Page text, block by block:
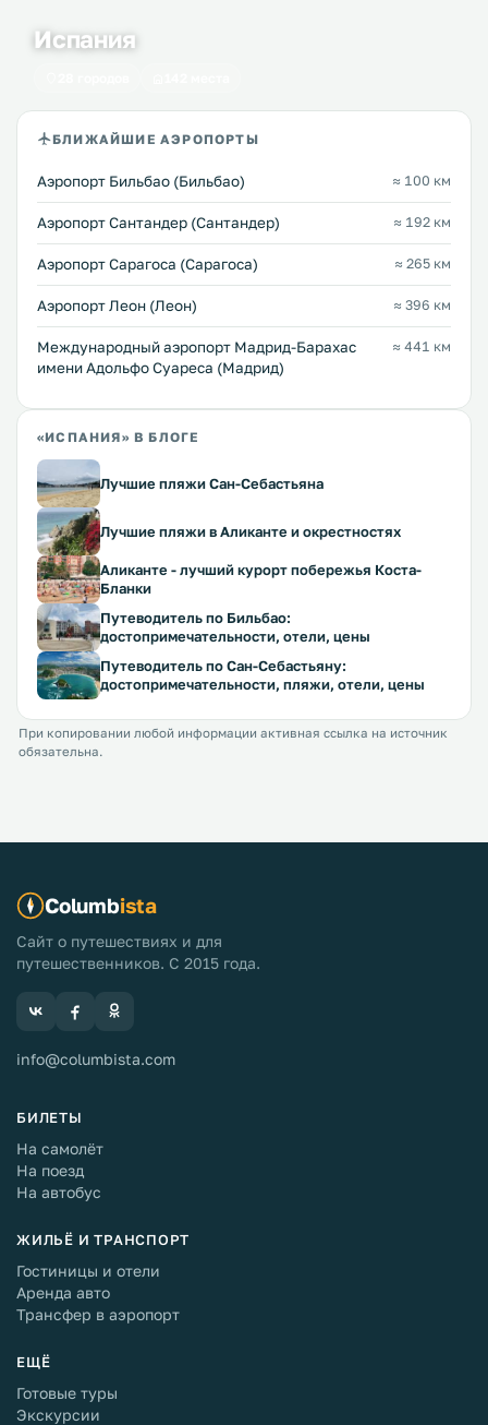
Испания
БЛИЖАЙШИЕ АЭРОПОРТЫ
Аэропорт Бильбао (Бильбао) ≈ 100 км
Аэропорт Сантандер (Сантандер) ≈ 192 км
Аэропорт Сарагоса (Сарагоса) ≈ 265 км
Аэропорт Леон (Леон) ≈ 396 км
Международный аэропорт Мадрид-Барахас
имени Адольфо Суареса (Мадрид)
≈ 441 км
«ИСПАНИЯ» В БЛОГЕ
Лучшие пляжи Сан-Себастьяна
Лучшие пляжи в Аликанте и окрестностях
Аликанте - лучший курорт побережья Коста-
Бланки
Путеводитель по Бильбао:
достопримечательности, отели, цены
Путеводитель по Сан-Себастьяну:
достопримечательности, пляжи, отели, цены
При копировании любой информации активная ссылка на источник
обязательна.
Columbista
Сайт о путешествиях и для
путешественников. С 2015 года.
info@columbista.com
БИЛЕТЫ
На самолёт
На поезд
На автобус
ЖИЛЬЁ И ТРАНСПОРТ
Гостиницы и отели
Аренда авто
Трансфер в аэропорт
ЕЩЁ
Готовые туры
Экскурсии